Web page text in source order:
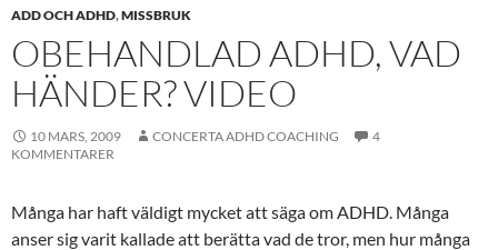
ADD OCH ADHD,MISSBRUK
OBEHANDLAD ADHD, VAD
HÄNDER? VIDEO
10 MARS, 2009 CONCERTA ADHD COACHING
4
KOMMENTARER
Många har haft väldigt mycket att säga om ADHD. Många
anser sig varit kallade att berätta vad de tror, men hur många